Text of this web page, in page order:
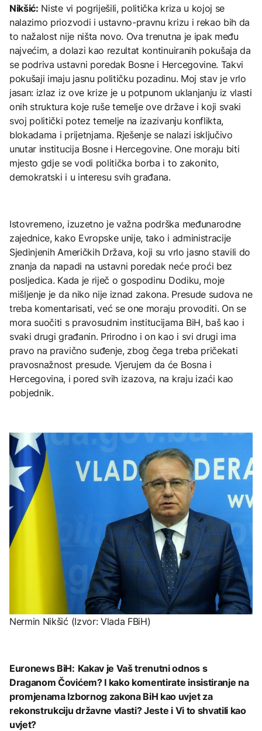
Nikšić: Niste vi pogriješili, politička kriza u kojoj se
nalazimo priozvodi i ustavno-pravnu krizu i rekao bih da
to nažalost nije ništa novo. Ova trenutna je ipak među
najvećim, a dolazi kao rezultat kontinuiranih pokušaja da
se podriva ustavni poredak Bosne i Hercegovine. Takvi
pokušaji imaju jasnu političku pozadinu. Moj stav je vrlo
jasan: izlaz iz ove krize je u potpunom uklanjanju iz vlasti
onih struktura koje ruše temelje ove države i koji svaki
svoj politički potez temelje na izazivanju konflikta,
blokadama i prijetnjama. Rješenje se nalazi isključivo
unutar institucija Bosne i Hercegovine. One moraju biti
mjesto gdje se vodi politička borba i to zakonito,
demokratski i u interesu svih građana.
Istovremeno, izuzetno je važna podrška međunarodne
zajednice, kako Evropske unije, tako i administracije
Sjedinjenih Američkih Država, koji su vrlo jasno stavili do
znanja da napadi na ustavni poredak neće proći bez
posljedica. Kada je riječ o gospodinu Dodiku, moje
mišljenje je da niko nije iznad zakona. Presude sudova ne
treba komentarisati, već se one moraju provoditi. On se
mora suočiti s pravosudnim institucijama BiH, baš kao i
svaki drugi građanin. Prirodno i on kao i svi drugi ima
pravo na pravično suđenje, zbog čega treba pričekati
pravosnažnost presude. Vjerujem da će Bosna i
Hercegovina, i pored svih izazova, na kraju izaći kao
pobjednik.
Nermin Nikšić (Izvor: Vlada FBiH)
Euronews BiH: Kakav je Vaš trenutni odnos s
Draganom Čovićem? I kako komentirate insistiranje na
promjenama Izbornog zakona BiH kao uvjet za
rekonstrukciju državne vlasti? Jeste i Vi to shvatili kao
uvjet?